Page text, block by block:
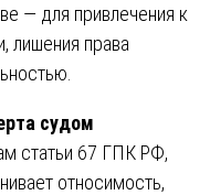
— для привлечения к
лишения права
судом
статьи 67 ГПК РФ,
относимость,